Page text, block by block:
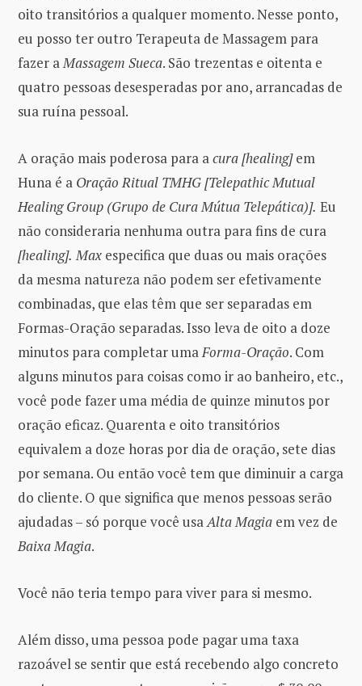
oito transitórios a qualquer momento. Nesse ponto,
eu posso ter outro Terapeuta de Massagem para
fazer aMassagem Sueca. São trezentas e oitenta e
quatro pessoas desesperadas por ano, arrancadas de
sua ruína pessoal.
A oração mais poderosa para acura [healing]em
Huna é a Oração Ritual TMHG[Telepathic Mutual
Healing Group (Grupo de Cura Mútua Telepática)]. Eu
não consideraria nenhuma outra para fins de cura
[healing]. Max especifica que duas ou mais orações
da mesma natureza não podem ser efetivamente
combinadas, que elas têm que ser separadas em
Formas-Oração separadas. Isso leva de oito a doze
minutos para completar umaForma-Oração. Com
alguns minutos para coisas como ir ao banheiro, etc.,
você pode fazer uma média de quinze minutos por
oração eficaz. Quarenta e oito transitórios
equivalem a doze horas por dia de oração, sete dias
por semana. Ou então você tem que diminuir a carga
do cliente. O que significa que menos pessoas serão
ajudadas – só porque você usaAlta Magia em vez de
Baixa Magia.
Você não teria tempo para viver para si mesmo.
Além disso, uma pessoa pode pagar uma taxa
razoável se sentir que está recebendo algo concreto